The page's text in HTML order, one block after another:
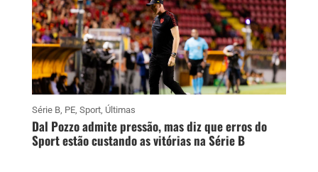
Série B, PE, Sport, Últimas
Dal Pozzo admite pressão, mas diz que erros do
Sport estão custando as vitórias na Série B